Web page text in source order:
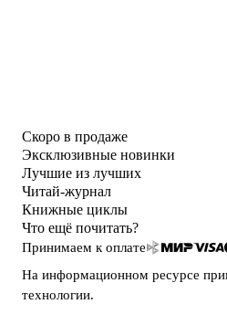
Скоро в продаже
Эксклюзивные новинки
Лучшие из лучших
Читай-журнал
Книжные циклы
Что ещё почитать?
Принимаем к оплате
На информационном ресурсе
технологии.